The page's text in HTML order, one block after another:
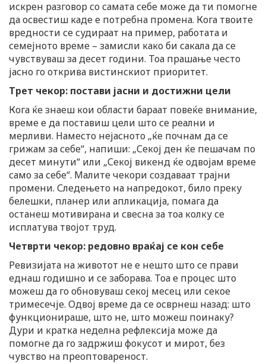
искрен разговор со самата себе може да ти помогне
да освестиш каде е потребна промена. Кога твоите
вредности се судираат на пример, работата и
семејното време – замисли како би сакала да се
чувствуваш за десет години. Тоа прашање често
јасно го открива вистинскиот приоритет.
Трет чекор: постави јасни и достижни цели
Кога ќе знаеш кои области бараат повеќе внимание,
време е да поставиш цели што се реални и
мерливи. Наместо нејасното „ќе почнам да се
грижам за себе“, напиши: „Секој ден ќе пешачам по
десет минути“ или „Секој викенд ќе одвојам време
само за себе“. Малите чекори создаваат трајни
промени. Следењето на напредокот, било преку
белешки, планер или апликација, помага да
останеш мотивирана и свесна за тоа колку се
исплатува твојот труд.
Четврти чекор: редовно враќај се кон себе
Ревизијата на животот не е нешто што се прави
еднаш годишно и се заборава. Тоа е процес што
можеш да го обновуваш секој месец или секое
тримесечје. Одвој време да се осврнеш назад: што
функционираше, што не, што можеш поинаку?
Дури и кратка неделна рефлексија може да
помогне да го задржиш фокусот и мирот, без
чувство на преоптовареност.